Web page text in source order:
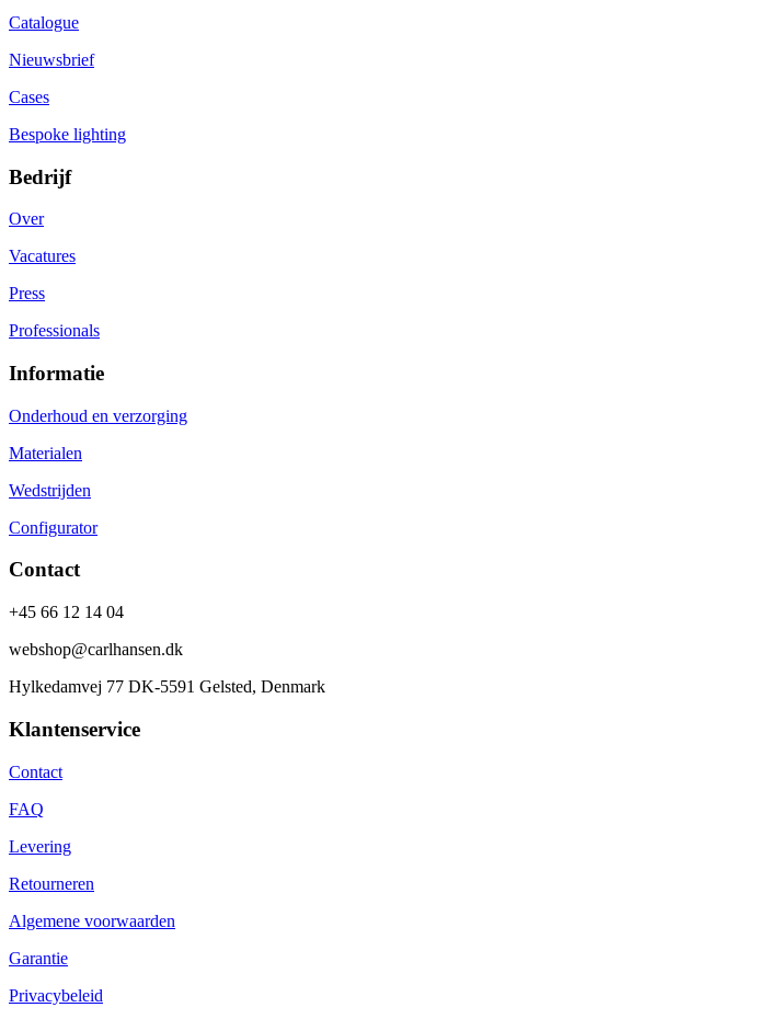
Catalogue
Nieuwsbrief
Cases
Bespoke lighting
Bedrijf
Over
Vacatures
Press
Professionals
Informatie
Onderhoud en verzorging
Materialen
Wedstrijden
Configurator
Contact
+45 66 12 14 04
webshop@carlhansen.dk
Hylkedamvej 77 DK-5591 Gelsted, Denmark
Klantenservice
Contact
FAQ
Levering
Retourneren
Algemene voorwaarden
Garantie
Privacybeleid